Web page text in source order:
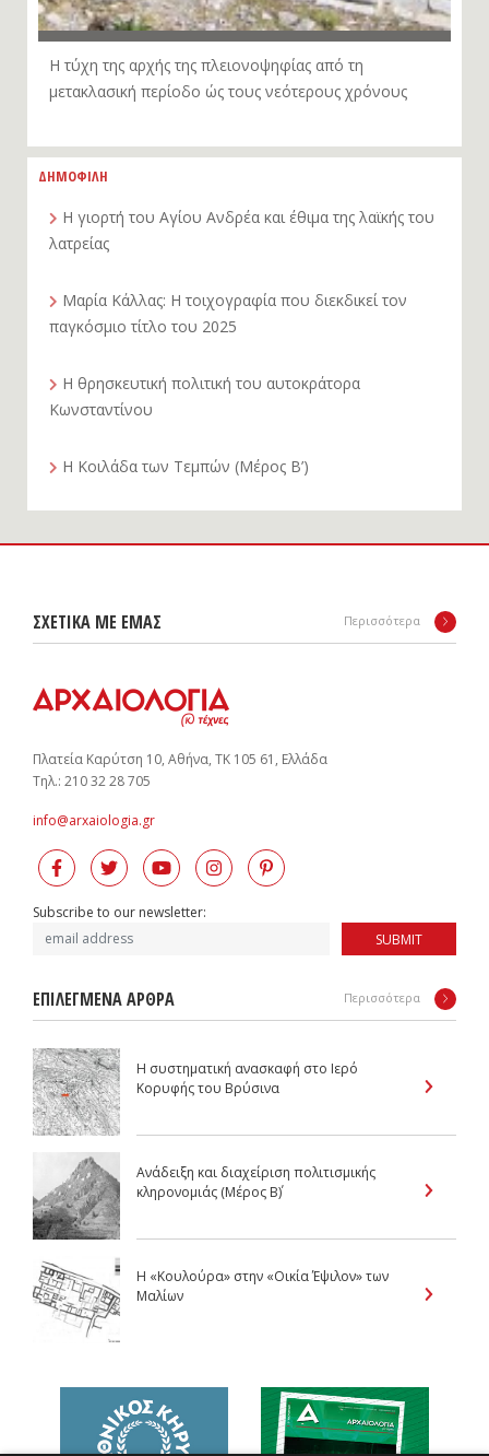
Η τύχη της αρχής της πλειονοψηφίας από τη
μετακλασική περίοδο ώς τους νεότερους χρόνους
ΔΗΜΟΦΙΛΗ
Η γιορτή του Αγίου Ανδρέα και έθιμα της λαϊκής του
λατρείας
Μαρία Κάλλας: Η τοιχογραφία που διεκδικεί τον
παγκόσμιο τίτλο του 2025
Η θρησκευτική πολιτική του αυτοκράτορα
Κωνσταντίνου
Η Κοιλάδα των Τεμπών (Μέρος Β’)
ΣΧΕΤΙΚΑ ΜΕ ΕΜΑΣ Περισσότερα
Πλατεία Καρύτση 10, Αθήνα, ΤΚ 105 61, Ελλάδα
Tηλ.: 210 32 28 705
info@arxaiologia.gr
Subscribe to our newsletter:
SUBMIT
ΕΠΙΛΕΓΜΕΝΑ ΑΡΘΡΑ Περισσότερα
H συστηματική ανασκαφή στο Ιερό
Κορυφής του Βρύσινα
Ανάδειξη και διαχείριση πολιτισμικής
κληρονομιάς (Μέρος Β΄)
Η «Κουλούρα» στην «Οικία Έψιλον» των
Μαλίων